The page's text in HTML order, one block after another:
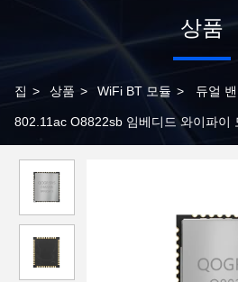
상품
집 > 상품 > WiFi BT 모듈 > 듀얼
802.11ac O8822sb 임베디드 와이파이